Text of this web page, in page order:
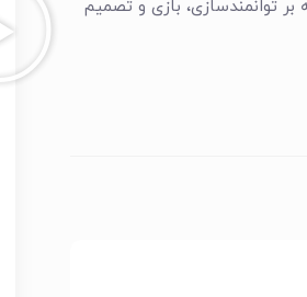
توانمندسازی، بازی و تصمیم